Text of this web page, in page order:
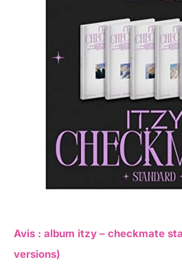
Avis : album itzy – checkmate
versions)